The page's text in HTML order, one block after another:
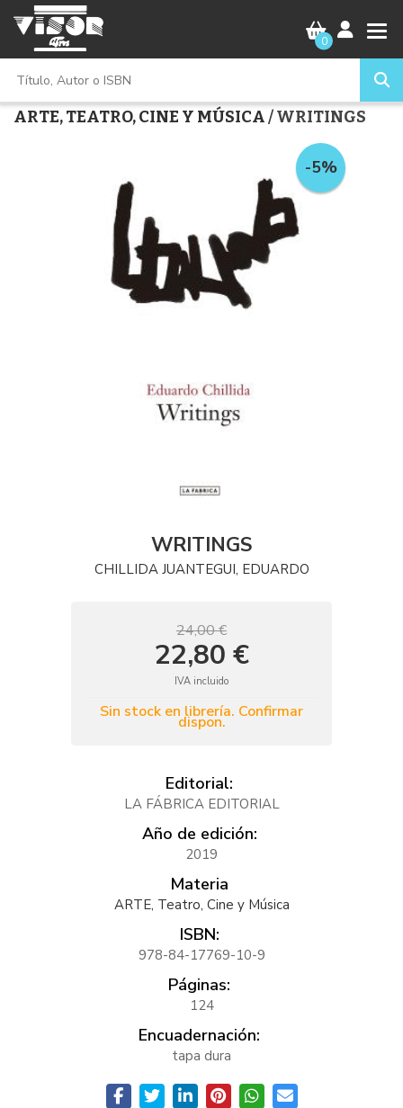
0
ARTE, TEATRO, CINE Y MÚSICA/ WRITINGS
-5%
WRITINGS
CHILLIDA JUANTEGUI, EDUARDO
24,00 €
22,80 €
IVA incluido
Sin stock en librería. Confirmar
dispon.
Editorial:
LA FÁBRICA EDITORIAL
Año de edición:
2019
Materia
ARTE, Teatro, Cine y Música
ISBN:
978-84-17769-10-9
Páginas:
124
Encuadernación:
tapa dura